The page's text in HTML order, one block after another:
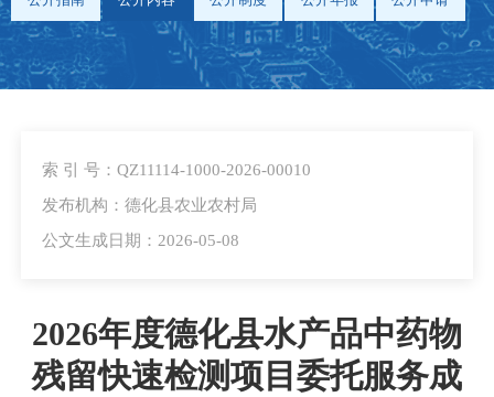
索 引 号：QZ11114-1000-2026-00010
发布机构：德化县农业农村局
公文生成日期：2026-05-08
2026年度德化县水产品中药物
残留快速检测项目委托服务成